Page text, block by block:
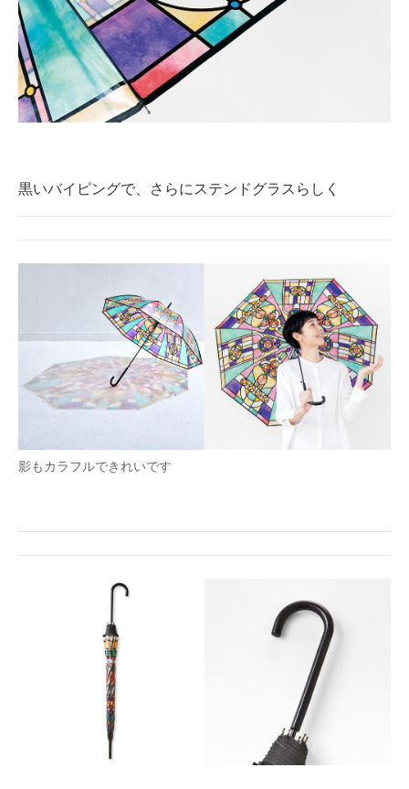
黒いバイピングで、さらにステンドグラスらしく
影もカラフルできれいです